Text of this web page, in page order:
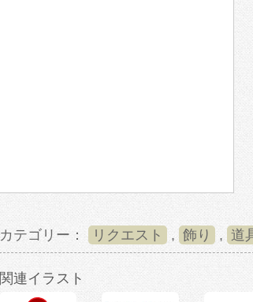
カテゴリー： リクエスト , 飾り , 道
関連イラスト